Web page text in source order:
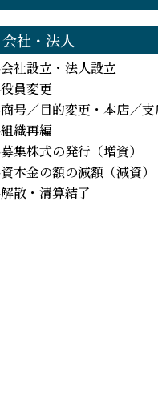
会社・法人
会社設立・法人設立
役員変更
商号／目的変更・本店／
組織再編
募集株式の発行（増資）
資本金の額の減額（減資）
解散・清算結了